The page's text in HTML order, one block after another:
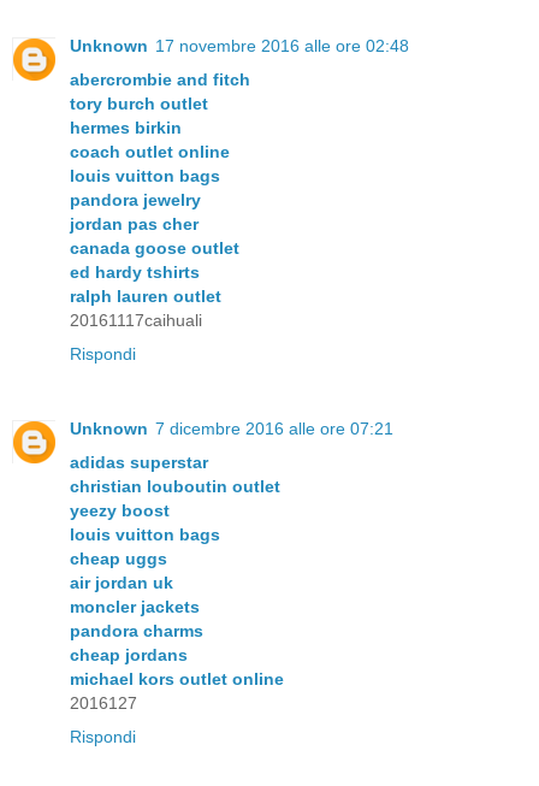
Unknown 17 novembre 2016 alle ore 02:48
abercrombie and fitch
tory burch outlet
hermes birkin
coach outlet online
louis vuitton bags
pandora jewelry
jordan pas cher
canada goose outlet
ed hardy tshirts
ralph lauren outlet
20161117caihuali
Rispondi
Unknown 7 dicembre 2016 alle ore 07:21
adidas superstar
christian louboutin outlet
yeezy boost
louis vuitton bags
cheap uggs
air jordan uk
moncler jackets
pandora charms
cheap jordans
michael kors outlet online
2016127
Rispondi